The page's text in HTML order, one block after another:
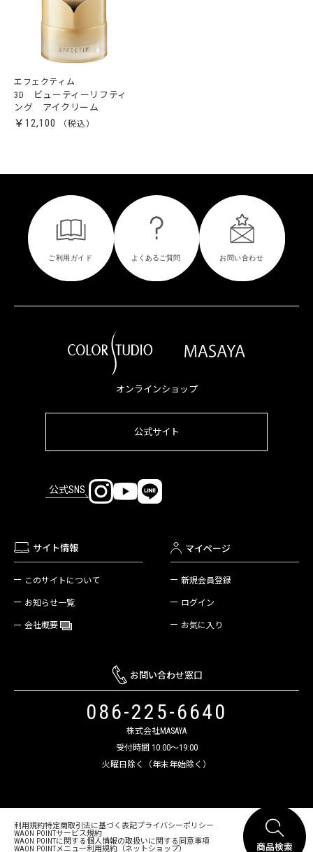
エフェクティム
3D ビューティーリフティ
ング アイクリーム
￥12,100
オンラインショップ
公式サイト
公式SNS
サイト情報
このサイトについて
お知らせ一覧
会社概要
マイページ
新規会員登録
ログイン
お気に入り
お問い合わせ窓口
086-225-6640
株式会社MASAYA
受付時間 10:00～19:00
火曜日除く（年末年始除く）
利用規約特定商取引法に基づく表記プライバシーポリシー
WAON POINTサービス規約
WAON POINTに関する個人情報の取扱いに関する同意事項
WAON POINTメニュー利用規約（ネットショップ）